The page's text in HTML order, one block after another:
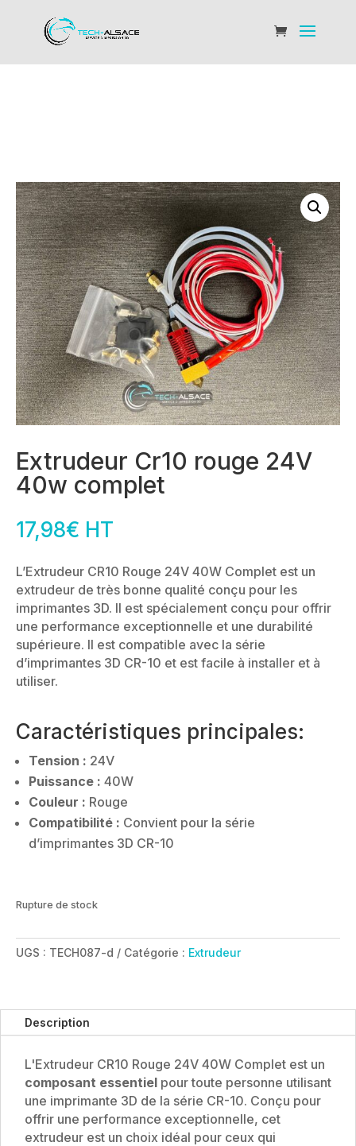
Extrudeur Cr10 rouge 24V
40w complet
17,98€ HT
L’Extrudeur CR10 Rouge 24V 40W Complet est un
extrudeur de très bonne qualité conçu pour les
imprimantes 3D. Il est spécialement conçu pour offrir
une performance exceptionnelle et une durabilité
supérieure. Il est compatible avec la série
d’imprimantes 3D CR-10 et est facile à installer et à
utiliser.
Caractéristiques principales:
Tension : 24V
Puissance : 40W
Couleur : Rouge
Compatibilité : Convient pour la série
d’imprimantes 3D CR-10
Rupture de stock
UGS : TECH087-d Catégorie : Extrudeur
Description
L'Extrudeur CR10 Rouge 24V 40W Complet est un
composant essentiel pour toute personne utilisant
une imprimante 3D de la série CR-10. Conçu pour
offrir une performance exceptionnelle, cet
extrudeur est un choix idéal pour ceux qui